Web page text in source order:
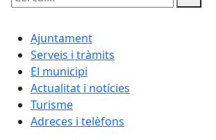
Cercar:
Ajuntament
Serveis i tràmits
El municipi
Actualitat i notícies
Turisme
Adreces i telèfons